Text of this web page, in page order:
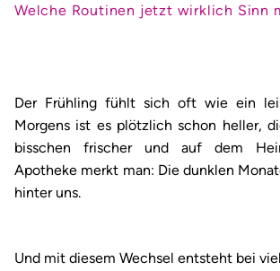
Welche Routinen jetzt wirklich Sinn
Der Frühling fühlt sich oft wie ein
Morgens ist es plötzlich schon heller,
bisschen frischer und auf dem
Apotheke merkt man: Die dunklen
hinter uns.
Und mit diesem Wechsel entsteht bei